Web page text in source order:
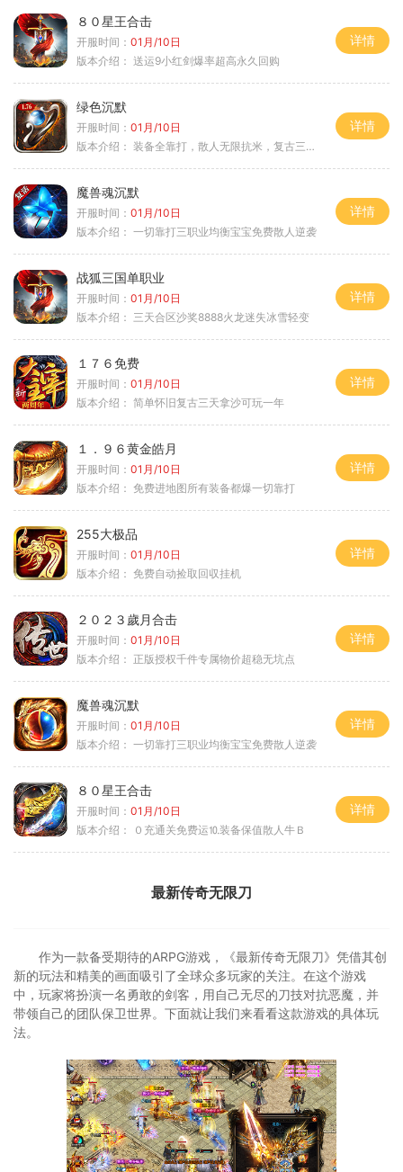
８０星王合击
开服时间： 01月/10日
版本介绍： 送运9小红剑爆率超高永久回购
详情
绿色沉默
开服时间： 01月/10日
版本介绍： 装备全靠打，散人无限抗米，复古三天合区
详情
魔兽魂沉默
开服时间： 01月/10日
版本介绍： 一切靠打三职业均衡宝宝免费散人逆袭
详情
战狐三国单职业
开服时间： 01月/10日
版本介绍： 三天合区沙奖8888火龙迷失冰雪轻变
详情
１７６免费
开服时间： 01月/10日
版本介绍： 简单怀旧复古三天拿沙可玩一年
详情
１．９６黄金皓月
开服时间： 01月/10日
版本介绍： 免费进地图所有装备都爆一切靠打
详情
255大极品
开服时间： 01月/10日
版本介绍： 免费自动捡取回収挂机
详情
２０２３歲月合击
开服时间： 01月/10日
版本介绍： 正版授权千件专属物价超稳无坑点
详情
魔兽魂沉默
开服时间： 01月/10日
版本介绍： 一切靠打三职业均衡宝宝免费散人逆袭
详情
８０星王合击
开服时间： 01月/10日
版本介绍：
０充通关免费运⒑装备保值散人牛Ｂ
详情
最新传奇无限刀
作为一款备受期待的ARPG游戏，《最新传奇无限刀》凭借其创
新的玩法和精美的画面吸引了全球众多玩家的关注。在这个游戏
中，玩家将扮演一名勇敢的剑客，用自己无尽的刀技对抗恶魔，并
带领自己的团队保卫世界。下面就让我们来看看这款游戏的具体玩
法。